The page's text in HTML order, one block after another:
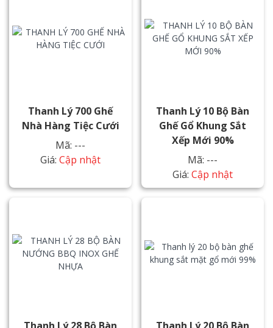
Thanh Lý 700 Ghế
Nhà Hàng Tiệc Cưới
Mã: ---
Giá: Cập nhật
Thanh Lý 10 Bộ Bàn
Ghế Gổ Khung Sắt
Xếp Mới 90%
Mã: ---
Giá: Cập nhật